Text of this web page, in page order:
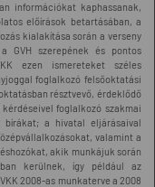
információkat kaphassanak,
előírások betartásában, a
kialakítása során a verseny
GVH szerepének és pontos
ezen ismereteket széles
foglalkozó felsőoktatási
résztvevő, érdeklődő
foglalkozó szakmai
bírákat; a hivatal eljárásaival
valamint a
akik munkájuk során
kerülnek, így például az
2008-as munkaterve a 2008